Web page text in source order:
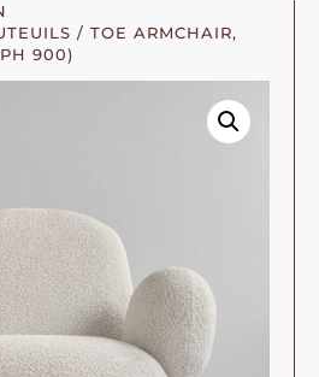
/ TOE ARMCHAIR,
900)